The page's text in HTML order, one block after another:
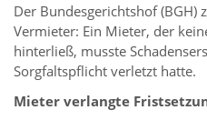
Der Bundesgerichtshof (BGH)
Vermieter: Ein Mieter, der
hinterließ, musste
Sorgfaltspflicht verletzt hatte.
Mieter verlangte